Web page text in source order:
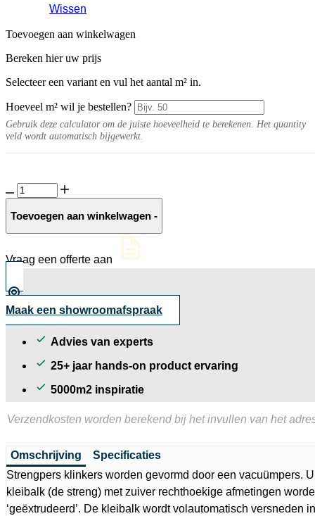
Wissen
Toevoegen aan winkelwagen
Bereken hier uw prijs
Selecteer een variant en vul het aantal m² in.
Hoeveel m² wil je bestellen?
Gebruik deze calculator om de juiste hoeveelheid te berekenen. Het quantity
veld wordt automatisch bijgewerkt.
Straatbaksteen
Mokka
getrommeld
Toevoegen aan winkelwagen -
Vraag een offerte aan
Maak een showroomafspraak
Advies van experts
25+ jaar hands-on product ervaring
5000m2 inspiratie
Verzendkosten worden berekend bij het invullen van het
Omschrijving
Specificaties
Strengpers klinkers worden gevormd door een vacuümpers.
kleibalk (de streng) met zuiver rechthoekige afmetingen
‘geëxtrudeerd’. De kleibalk wordt volautomatisch versneden